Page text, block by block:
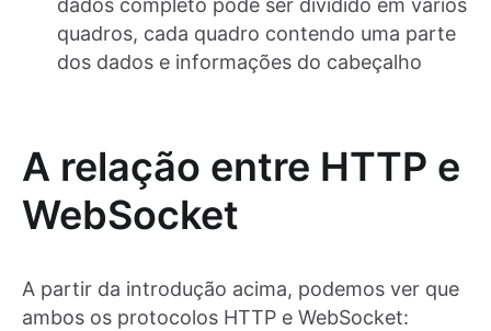
dados completo pode ser dividido em vários
quadros, cada quadro contendo uma parte
dos dados e informações do cabeçalho
A relação entre HTTP e
WebSocket
A partir da introdução acima, podemos ver que
ambos os protocolos HTTP e WebSocket: